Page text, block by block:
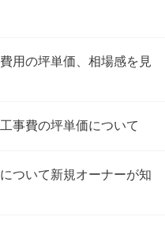
用の坪単価、相場感を見
事費の坪単価について
ついて新規オーナーが知